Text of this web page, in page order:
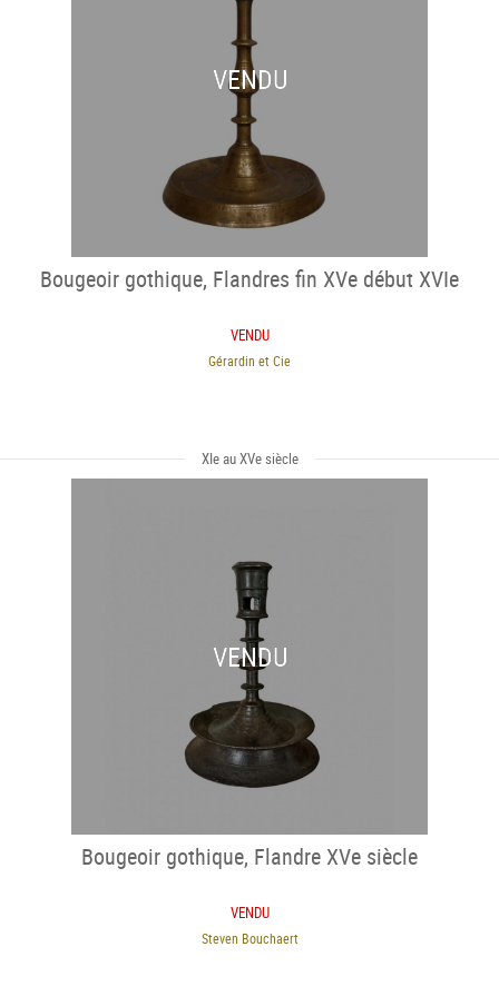
VENDU
Bougeoir gothique, Flandres fin XVe début XVIe
VENDU
Gérardin et Cie
XIe au XVe siècle
VENDU
Bougeoir gothique, Flandre XVe siècle
VENDU
Steven Bouchaert